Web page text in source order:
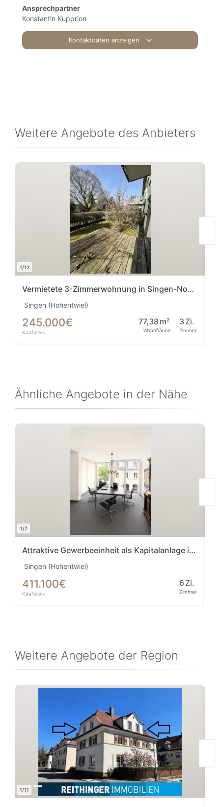
Ansprechpartner
Konstantin Kupprion
Kontaktdaten anzeigen
Weitere Angebote des Anbieters
1/12
Vermietete 3-Zimmerwohnung in Singen-Nord - Provisionsfrei!
Singen (Hohentwiel)
245.000€
Kaufpreis
77,38 m²
Wohnfläche
3Zi.
Zimmer
Ähnliche Angebote in der Nähe
1/7
Attraktive Gewerbeeinheit als Kapitalanlage in Singen
Singen (Hohentwiel)
411.100€
Kaufpreis
6 Zi.
Zimmer
Weitere Angebote der Region
1/11